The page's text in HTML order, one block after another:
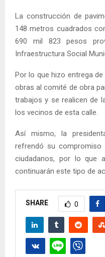
La construcción de
148 metros cuadrados
690 mil 823 pesos
Infraestructura Social
Por lo que hizo entrega
obras al comité de obra
trabajos y se realicen de
los vecinos de esta calle.
Así mismo, la
refrendó su
ciudadanos, por lo que
continuarán este tipo de
SHARE 0